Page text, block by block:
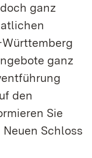
ganz
ganz
den
Sie
Schloss